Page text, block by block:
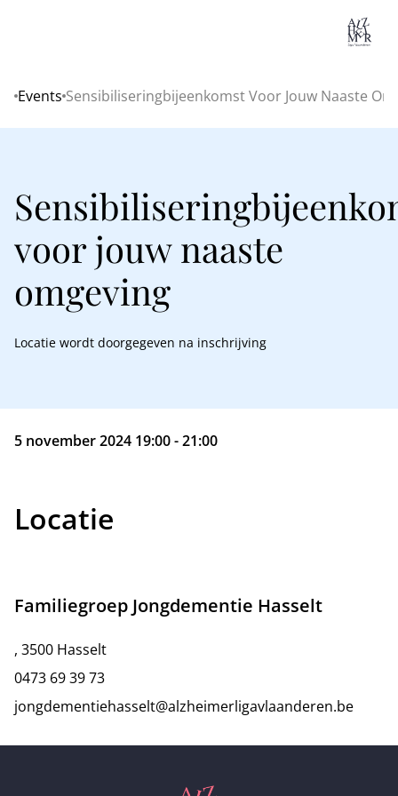
Home
Events Sensibiliseringbijeenkomst Voor Jouw Naaste
voor jouw naaste
omgeving
Locatie wordt doorgegeven na inschrijving
5 november 2024 19:00 - 21:00
Locatie
Familiegroep Jongdementie Hasselt
, 3500 Hasselt
0473 69 39 73
jongdementiehasselt@alzheimerligavlaanderen.be